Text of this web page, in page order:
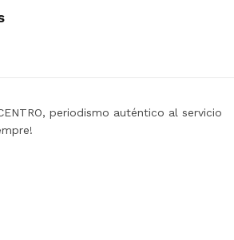
periodismo auténtico al servicio